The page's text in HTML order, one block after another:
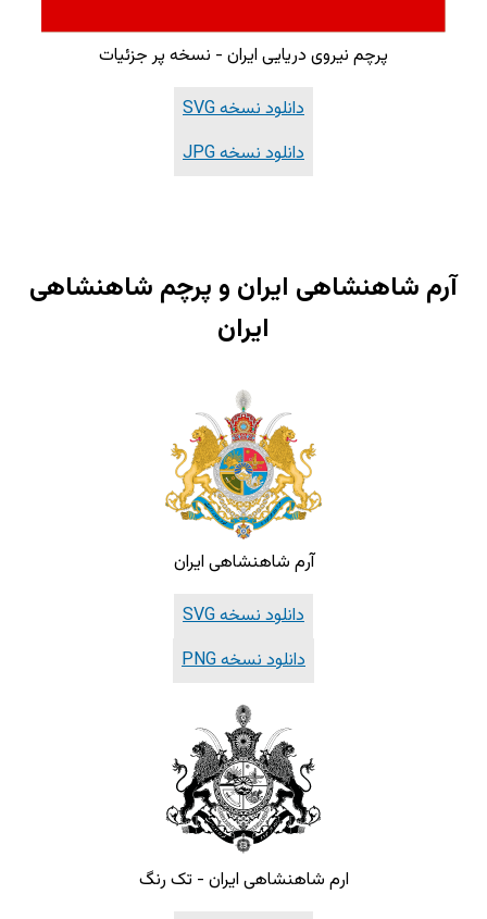
پرچم نیروی دریایی ایران - نسخه پر جزئیات
دانلود نسخه SVG
دانلود نسخه JPG
آرم شاهنشاهی ایران و پرچم شاهنشاهی
ایران
آرم شاهنشاهی ایران
دانلود نسخه SVG
دانلود نسخه PNG
ارم شاهنشاهی ایران - تک رنگ